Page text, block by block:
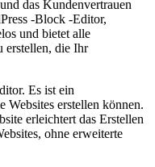
das Kundenvertrauen
-Block -Editor,
und bietet alle
erstellen, die Ihr
Es ist ein
Websites erstellen können.
erleichtert das Erstellen
ohne erweiterte